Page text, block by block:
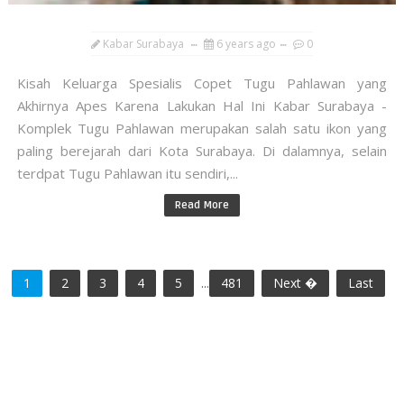
Kabar Surabaya 6 years ago 0
Kisah Keluarga Spesialis Copet Tugu Pahlawan yang
Akhirnya Apes Karena Lakukan Hal Ini Kabar Surabaya -
Komplek Tugu Pahlawan merupakan salah satu ikon yang
paling berejarah dari Kota Surabaya. Di dalamnya, selain
terdpat Tugu Pahlawan itu sendiri,...
Read More
1 2 3 4 5 ... 481 Next � Last